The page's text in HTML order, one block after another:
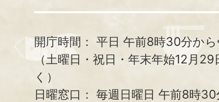
開庁時間： 平日 午前8時30分か
（土曜日・祝日・年末年始12月
く）
日曜窓口： 毎週日曜日 午前8時